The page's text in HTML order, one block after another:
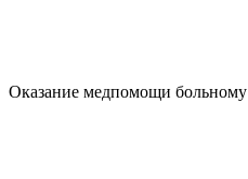
Оказание медпомощи больному